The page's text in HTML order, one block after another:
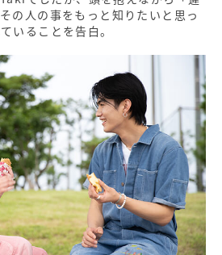
の人の事をもっと知りたいと思っ
いることを告白。